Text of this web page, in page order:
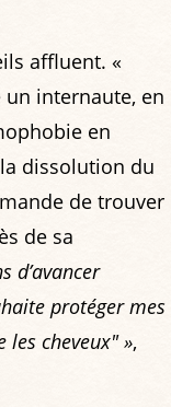
affluent. «
internaute, en
en
dissolution du
de trouver
de sa
d’avancer
protéger mes
les cheveux" »,